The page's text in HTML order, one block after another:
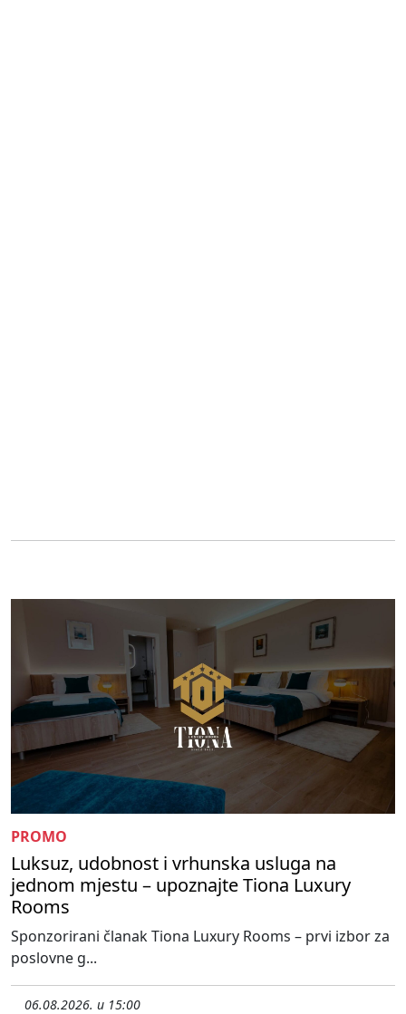
PROMO
Luksuz, udobnost i vrhunska usluga na
jednom mjestu – upoznajte Tiona Luxury
Rooms
Sponzorirani članak Tiona Luxury Rooms – prvi izbor za
poslovne g...
06.08.2026. u 15:00